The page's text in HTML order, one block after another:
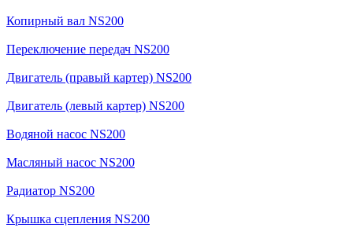
Копирный вал NS200
Переключение передач NS200
Двигатель (правый картер) NS200
Двигатель (левый картер) NS200
Водяной насос NS200
Масляный насос NS200
Радиатор NS200
Крышка сцепления NS200